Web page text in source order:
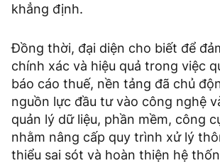
khẳng định.
Đồng thời, đại diện cho biết để
chính xác và hiệu quả trong việc
báo cáo thuế, nền tảng đã chủ
nguồn lực đầu tư vào công nghệ
quản lý dữ liệu, phần mềm, công
nhằm nâng cấp quy trình xử lý
thiểu sai sót và hoàn thiện hệ